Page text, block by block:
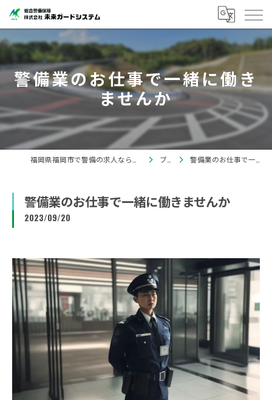
警備業のお仕事で一緒に働き
ませんか
ブログ 警備業のお仕事で一緒に働きませんか
警備業のお仕事で一緒に働きませんか
2023/09/20